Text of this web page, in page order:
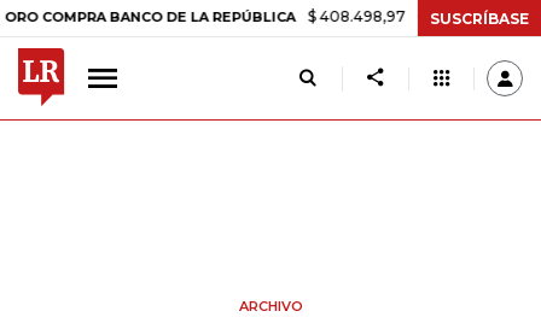
BANCO DE LA REPÚBLICA $ 408.498,97 +$ 8.753,81 +2,19%
SUSCRÍBASE
ARCHIVO